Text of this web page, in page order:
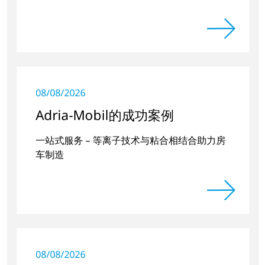
08/08/2026
Adria-Mobil的成功案例
一站式服务 – 等离子技术与粘合相结合助力房
车制造
08/08/2026